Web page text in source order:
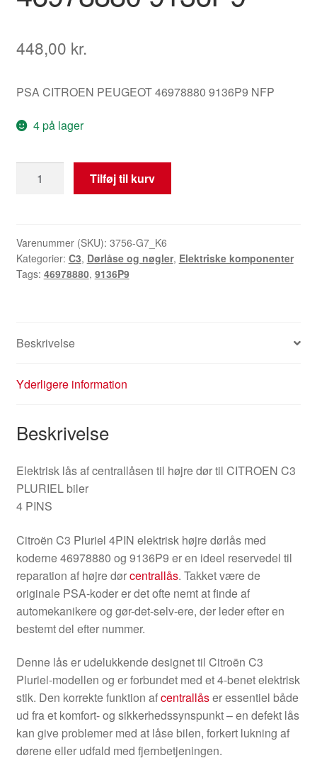
448,00 kr.
PSA CITROEN PEUGEOT 46978880 9136P9 NFP
4 på lager
dørlås
Pluriel
4PIN
46978880
Tilføj til kurv
Varenummer (SKU): 3756-G7_K6
Kategorier: C3, Dørlåse og nøgler, Elektriske komponenter
Tags: 46978880, 9136P9
Beskrivelse
Yderligere information
Beskrivelse
Elektrisk lås af centrallåsen til højre dør til CITROEN C3
PLURIEL biler
4 PINS
Citroën C3 Pluriel 4PIN elektrisk højre dørlås med
koderne 46978880 og 9136P9 er en ideel reservedel til
reparation af højre dørcentrallås. Takket være de
originale PSA-koder er det ofte nemt at finde af
automekanikere og gør-det-selv-ere, der leder efter en
bestemt del efter nummer.
Denne lås er udelukkende designet til Citroën C3
Pluriel-modellen og er forbundet med et 4-benet elektrisk
stik. Den korrekte funktion afcentrallåser essentiel både
ud fra et komfort- og sikkerhedssynspunkt – en defekt lås
kan give problemer med at låse bilen, forkert lukning af
dørene eller udfald med fjernbetjeningen.